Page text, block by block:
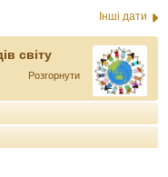
Інші дати
світу
Розгорнути